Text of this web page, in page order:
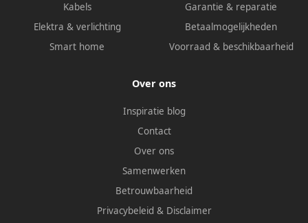
Kabels
Elektra & verlichting
Smart home
Garantie & reparatie
Betaalmogelijkheden
Voorraad & beschikbaarheid
Over ons
Inspiratie blog
Contact
Over ons
Samenwerken
Betrouwbaarheid
Privacybeleid & Disclaimer